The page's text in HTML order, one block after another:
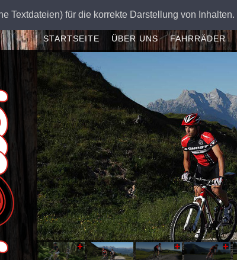
Textdateien) für die korrekte Darstellung von Inhalten.
STARTSEITE ÜBER UNS FAHRRÄDER